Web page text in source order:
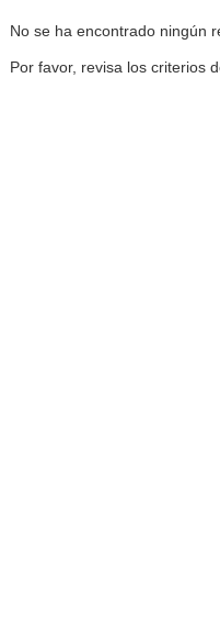
No se ha encontrado ningún
Por favor, revisa los criterios